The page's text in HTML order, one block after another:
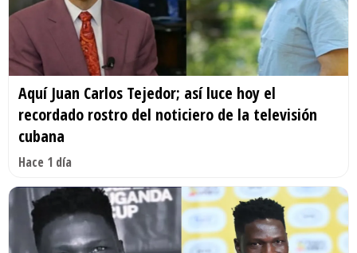
Aquí Juan Carlos Tejedor; así luce hoy el
recordado rostro del noticiero de la televisión
cubana
Hace 1 día